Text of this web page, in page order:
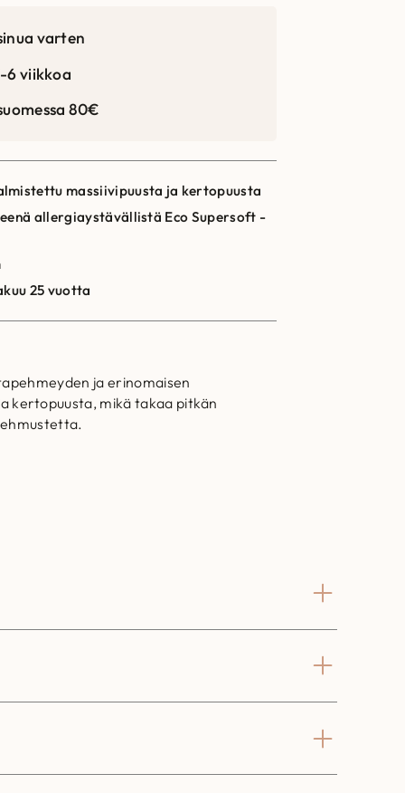
varten
6 viikkoa
80€
massiivipuusta ja kertopuusta
allergiaystävällistä Eco Supersoft -
25 vuotta
ja erinomaisen
kertopuusta, mikä takaa pitkän